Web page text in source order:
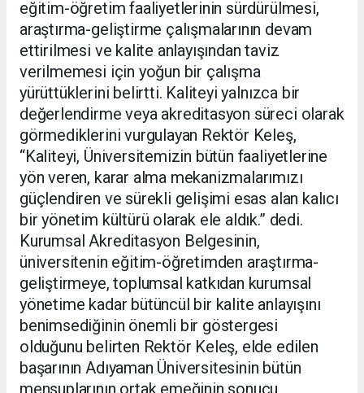
eğitim-öğretim faaliyetlerinin sürdürülmesi,
araştırma-geliştirme çalışmalarının devam
ettirilmesi ve kalite anlayışından taviz
verilmemesi için yoğun bir çalışma
yürüttüklerini belirtti. Kaliteyi yalnızca bir
değerlendirme veya akreditasyon süreci olarak
görmediklerini vurgulayan Rektör Keleş,
“Kaliteyi, Üniversitemizin bütün faaliyetlerine
yön veren, karar alma mekanizmalarımızı
güçlendiren ve sürekli gelişimi esas alan kalıcı
bir yönetim kültürü olarak ele aldık.” dedi.
Kurumsal Akreditasyon Belgesinin,
üniversitenin eğitim-öğretimden araştırma-
geliştirmeye, toplumsal katkıdan kurumsal
yönetime kadar bütüncül bir kalite anlayışını
benimsediğinin önemli bir göstergesi
olduğunu belirten Rektör Keleş, elde edilen
başarının Adıyaman Üniversitesinin bütün
mensuplarının ortak emeğinin sonucu